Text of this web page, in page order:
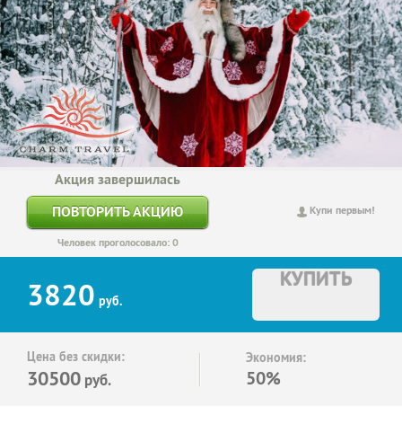
Купи первым!
Акция завершилась
ПОВТОРИТЬ АКЦИЮ
Человек проголосовало: 0
3820 руб.
КУПИТЬ
Цена без скидки:
30500 руб.
Экономия:
50%